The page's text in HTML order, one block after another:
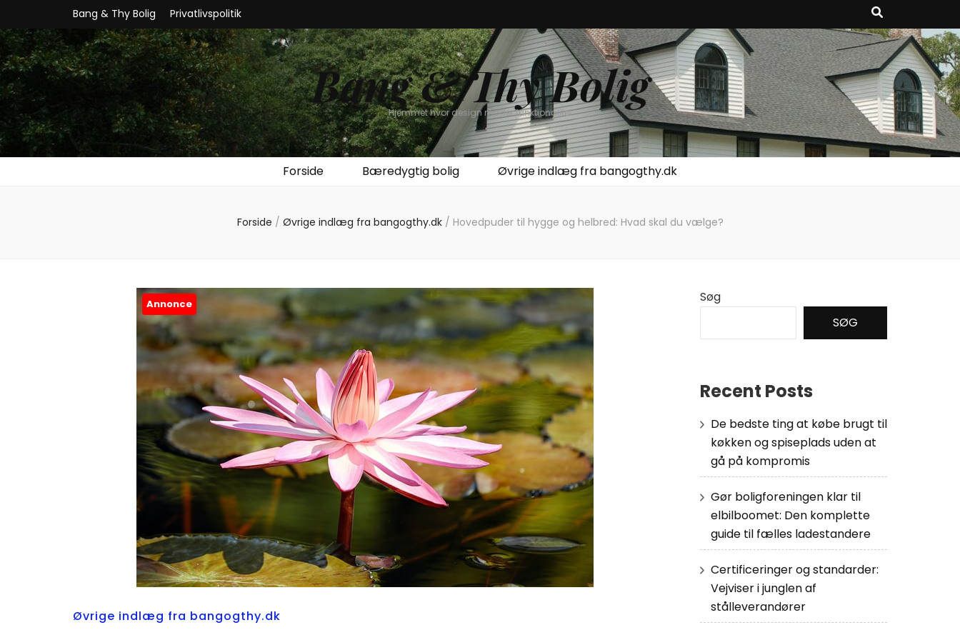
Bang & Thy Bolig Privatlivspolitik
Bang & Thy Bolig
Hjemmet hvor design møder funktionalitet
Forside Bæredygtig bolig Øvrige indlæg fra bangogthy.dk
Forside / Øvrige indlæg fra bangogthy.dk / Hovedpuder til hygge og helbred: Hvad skal du vælge?
Annonce
Øvrige indlæg fra bangogthy.dk
Søg
SØG
Recent Posts
De bedste ting at købe brugt til
køkken og spiseplads uden at
gå på kompromis
Gør boligforeningen klar til
elbilboomet: Den komplette
guide til fælles ladestandere
Certificeringer og standarder:
Vejviser i junglen af
stålleverandører